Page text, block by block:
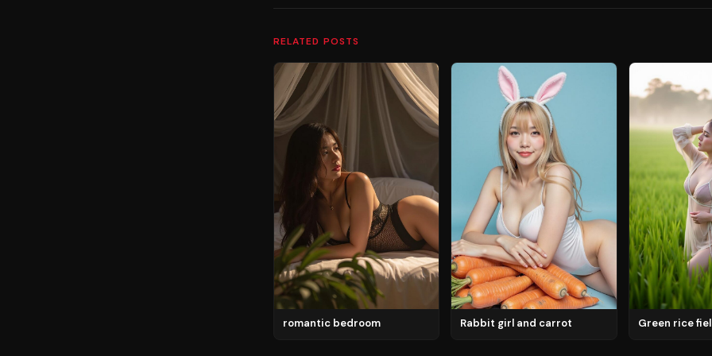
RELATED POSTS
romantic bedroom Rabbit girl and carrot Green rice